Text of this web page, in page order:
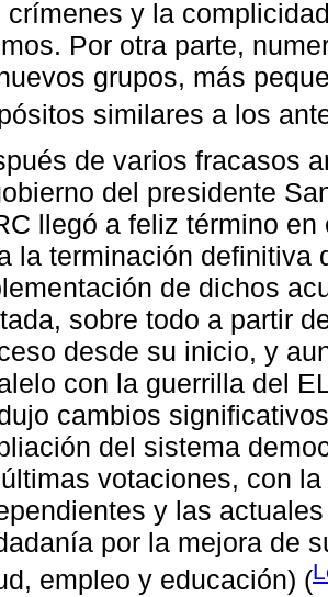
crímenes y la
Por otra parte,
grupos, más
similares a los
de varios fracasos
del presidente
llegó a feliz término
la terminación definitiva
de dichos
sobre todo a partir
desde su inicio, y
con la guerrilla del
cambios
del sistema
votaciones, con
y las
por la mejora de
empleo y educación) (